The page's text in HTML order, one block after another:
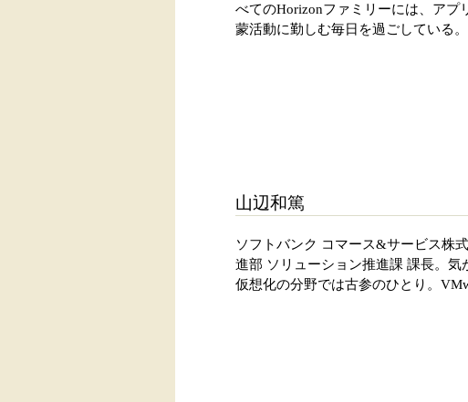
べてのHorizonファミリーには、アプ
蒙活動に勤しむ毎日を過ごしている
山辺和篤
ソフトバンク コマース&サービス株
進部 ソリューション推進課 課長。
仮想化の分野では古参のひとり。